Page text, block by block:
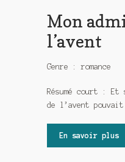
Mon
l’avent
Genre : romance
Résumé court :
de l’avent
En savoir plus